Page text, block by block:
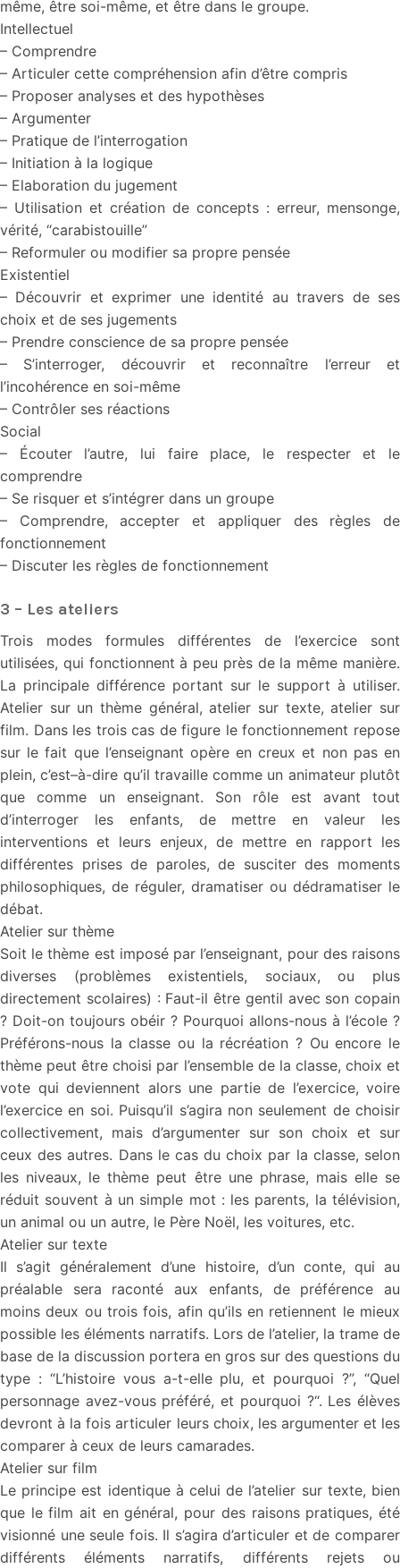
même, être soi-même, et être dans le groupe.
Intellectuel
– Comprendre
– Articuler cette compréhension afin d’être compris
– Proposer analyses et des hypothèses
– Argumenter
– Pratique de l’interrogation
– Initiation à la logique
– Elaboration du jugement
– Utilisation et création de concepts : erreur, mensonge,
vérité, “carabistouille”
– Reformuler ou modifier sa propre pensée
Existentiel
– Découvrir et exprimer une identité au travers de ses
choix et de ses jugements
– Prendre conscience de sa propre pensée
– S’interroger, découvrir et reconnaître l’erreur et
l’incohérence en soi-même
– Contrôler ses réactions
Social
– Écouter l’autre, lui faire place, le respecter et le
comprendre
– Se risquer et s’intégrer dans un groupe
– Comprendre, accepter et appliquer des règles de
fonctionnement
– Discuter les règles de fonctionnement
3 – Les ateliers
Trois modes formules différentes de l’exercice sont
utilisées, qui fonctionnent à peu près de la même manière.
La principale différence portant sur le support à utiliser.
Atelier sur un thème général, atelier sur texte, atelier sur
film. Dans les trois cas de figure le fonctionnement repose
sur le fait que l’enseignant opère en creux et non pas en
plein, c’est–à-dire qu’il travaille comme un animateur plutôt
que comme un enseignant. Son rôle est avant tout
d’interroger les enfants, de mettre en valeur les
interventions et leurs enjeux, de mettre en rapport les
différentes prises de paroles, de susciter des moments
philosophiques, de réguler, dramatiser ou dédramatiser le
débat.
Atelier sur thème
Soit le thème est imposé par l’enseignant, pour des raisons
diverses (problèmes existentiels, sociaux, ou plus
directement scolaires) : Faut-il être gentil avec son copain
? Doit-on toujours obéir ? Pourquoi allons-nous à l’école ?
Préférons-nous la classe ou la récréation ? Ou encore le
thème peut être choisi par l’ensemble de la classe, choix et
vote qui deviennent alors une partie de l’exercice, voire
l’exercice en soi. Puisqu’il s’agira non seulement de choisir
collectivement, mais d’argumenter sur son choix et sur
ceux des autres. Dans le cas du choix par la classe, selon
les niveaux, le thème peut être une phrase, mais elle se
réduit souvent à un simple mot : les parents, la télévision,
un animal ou un autre, le Père Noël, les voitures, etc.
Atelier sur texte
Il s’agit généralement d’une histoire, d’un conte, qui au
préalable sera raconté aux enfants, de préférence au
moins deux ou trois fois, afin qu’ils en retiennent le mieux
possible les éléments narratifs. Lors de l’atelier, la trame de
base de la discussion portera en gros sur des questions du
type : “L’histoire vous a-t-elle plu, et pourquoi ?”, “Quel
personnage avez-vous préféré, et pourquoi ?“. Les élèves
devront à la fois articuler leurs choix, les argumenter et les
comparer à ceux de leurs camarades.
Atelier sur film
Le principe est identique à celui de l’atelier sur texte, bien
que le film ait en général, pour des raisons pratiques, été
visionné une seule fois. Il s’agira d’articuler et de comparer
différents éléments narratifs, différents rejets ou